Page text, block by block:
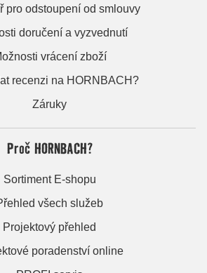
pro odstoupení od smlouvy
doručení a vyzvednutí
vrácení zboží
recenzi na HORNBACH?
Záruky
Proč HORNBACH?
Sortiment E-shopu
všech služeb
Projektový přehled
poradenství online